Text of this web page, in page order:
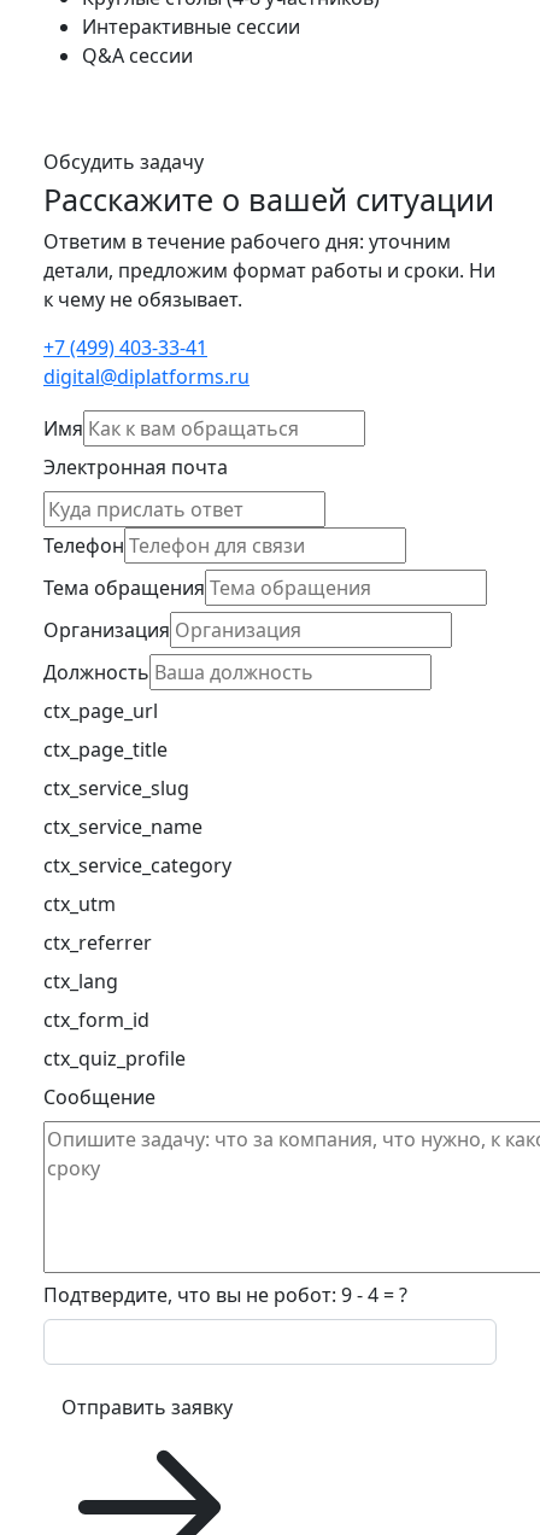
Интерактивные сессии
Q&A сессии
Обсудить задачу
Расскажите о вашей ситуации
Ответим в течение рабочего дня: уточним
детали, предложим формат работы и сроки. Ни
к чему не обязывает.
+7 (499) 403-33-41
digital@diplatforms.ru
Имя
Электронная почта
Телефон
Тема обращения
Организация
Должность
ctx_page_url
ctx_page_title
ctx_service_slug
ctx_service_name
ctx_service_category
ctx_utm
ctx_referrer
ctx_lang
ctx_form_id
ctx_quiz_profile
Сообщение
Подтвердите, что вы не робот: 9 - 4 = ?
Отправить заявку